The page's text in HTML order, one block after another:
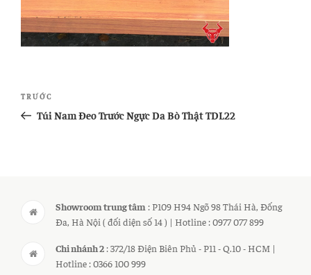
Điều
hướng
Bài
cũ
TRƯỚC
Túi Nam Đeo Trước Ngực Da Bò Thật TDL22
Showroom trung tâm : P109 H94 Ngõ 98 Thái Hà, Đống
Đa, Hà Nội ( đối diện số 14 ) | Hotline : 0977 077 899
Chi nhánh 2 : 372/18 Điện Biên Phủ - P11 - Q.10 - HCM |
Hotline : 0366 100 999